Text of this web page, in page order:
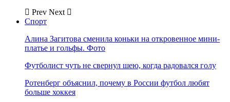
Prev Next
Спорт
Алина Загитова сменила коньки на откровенное мини-
платье и гольфы. Фото
Футболист чуть не свернул шею, когда радовался голу
Ротенберг объяснил, почему в России футбол любят
больше хоккея